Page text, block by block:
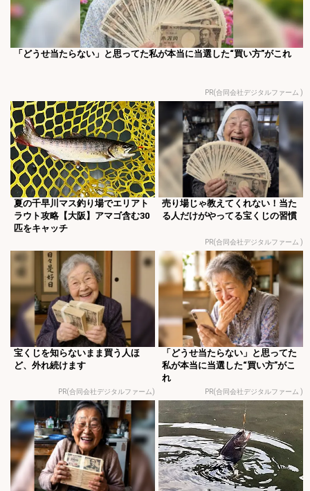
「どうせ当たらない」と思ってた私が本当に当選した“買い方”がこれ
PR(合同会社デジタルファーム )
夏の千早川マス釣り場でエリアト
ラウト攻略【大阪】アマゴ含む30
匹をキャッチ
売り場じゃ教えてくれない！当た
る人だけがやってる宝くじの習慣
PR(合同会社デジタルファーム )
宝くじを知らないまま買う人ほ
ど、外れ続けます
PR(合同会社デジタルファーム)
「どうせ当たらない」と思ってた
私が本当に当選した“買い方”がこ
れ
PR(合同会社デジタルファーム )